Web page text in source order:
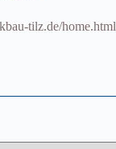
tilz.de/home.html